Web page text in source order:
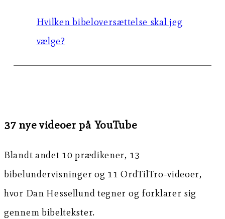
Hvilken bibeloversættelse skal jeg
vælge?
37 nye videoer på YouTube
Blandt andet 10 prædikener, 13
bibelundervisninger og 11 OrdTilTro-videoer,
hvor Dan Hessellund tegner og forklarer sig
gennem bibeltekster.